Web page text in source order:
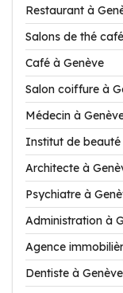
Restaurant à
Salons de thé
Café à Genève
Salon coiffure à
Médecin à
Institut de beauté
Architecte à
Psychiatre à
Administration à
Agence
Dentiste à Genève